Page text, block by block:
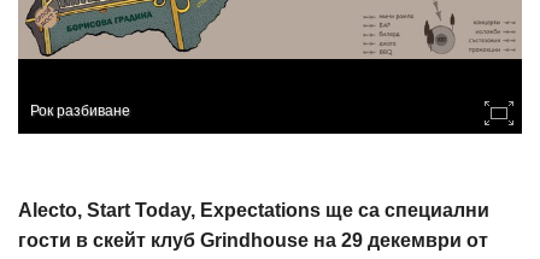
Рок разбиване
Alecto, Start Today, Expectations ще са специални
гости в скейт клуб Grindhouse на 29 декември от